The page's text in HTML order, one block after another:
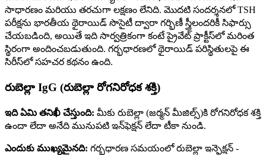
సాధారణం మరియు తరచుగా లక్షణం లేనిది. మొదటి సందర్శనలో TSH
పరీక్షను భారతీయ థైరాయిడ్ సొసైటీ ద్వారా గర్భిణీ స్త్రీలందరికీ సిఫార్సు
చేయబడింది, అయితే ఇది సార్వత్రికంగా కంటే ప్రైవేట్ ప్రాక్టీస్‌లో మరింత
స్థిరంగా అందించబడుతుంది. గర్భధారణలో థైరాయిడ్ పరిస్థితులపై ఈ
సిరీస్‌లో సహచర కథనం ఉంది.
రుబెల్లా IgG (రుబెల్లా రోగనిరోధక శక్తి)
ఇది ఏమి తనిఖీ చేస్తుంది: మీకు రుబెల్లా (జర్మన్ మీజిల్స్)కి రోగనిరోధక శక్తి
ఉందా లేదా అనేది మునుపటి ఇన్‌ఫెక్షన్ లేదా టీకా నుండి.
ఎందుకు ముఖ్యమైనది: గర్భధారణ సమయంలో రుబెల్లా ఇన్ఫెక్షన్ -